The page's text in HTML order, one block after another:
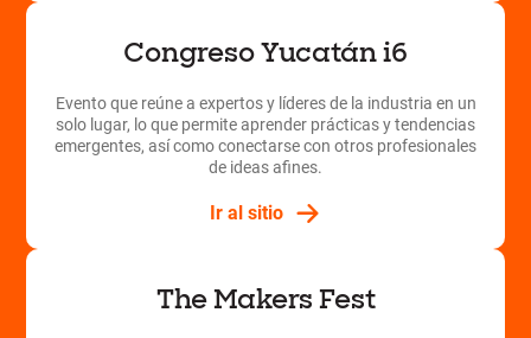
Congreso Yucatán i6
Evento que reúne a expertos y líderes de la industria en un
solo lugar, lo que permite aprender prácticas y tendencias
emergentes, así como conectarse con otros profesionales
de ideas afines.
Ir al sitio
The Makers Fest